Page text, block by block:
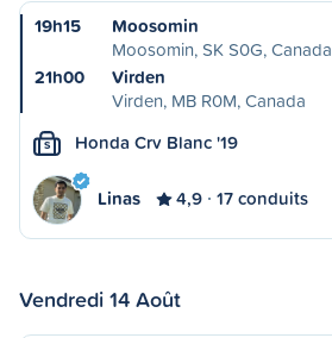
19h15
Moosomin
Moosomin, SK S0G, Canada
21h00
Virden
Virden, MB R0M, Canada
S Honda Crv Blanc '19
Linas 4,9 17 conduits
Vendredi 14 Août